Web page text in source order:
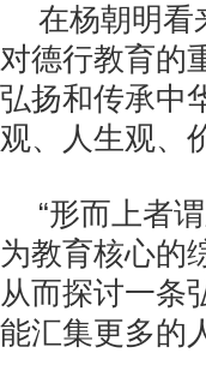
在杨朝明看
对德行教育的
弘扬和传承中
观、人生观、
“形而上者
为教育核心的
从而探讨一条
能汇集更多的